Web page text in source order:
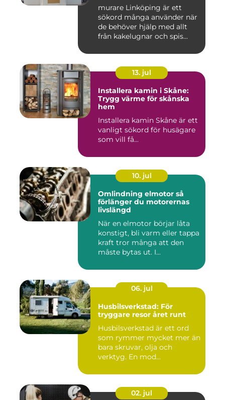
murare Linköping är ett
sökord många använder när
de behöver hjälp med allt
från kakelugnar och spis...
13. jul
Installera kamin i Skåne:
Trygg värme för skånska
hem
Installera kamin Skåne är ett
vanligt sökord för husägare
som vill få...
10. jul
Omlindning elmotor så
förlänger du motorernas
livslängd
När en elmotor börjar låta
konstigt, bli varm eller tappa
kraft tror många att den
måste bytas ut. I...
06. jul
Husbilsverkstad: För
tryggare resor året runt
Husbilsverkstad är ett ord
som rymmer mycket mer än
bara skruvar, olja och
verktyg. En mod...
02. jul